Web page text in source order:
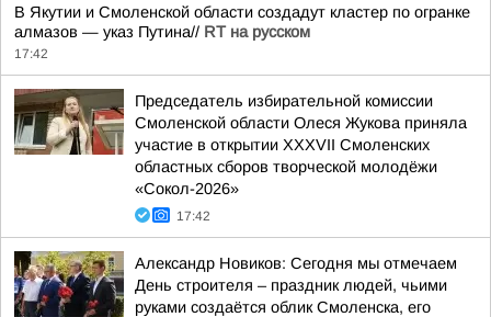
В Якутии и Смоленской области создадут кластер по огранке
алмазов — указ Путина// RT на русском
17:42
Председатель избирательной комиссии
Смоленской области Олеся Жукова приняла
участие в открытии XXXVII Смоленских
областных сборов творческой молодёжи
«Сокол-2026»
17:42
Александр Новиков: Сегодня мы отмечаем
День строителя – праздник людей, чьими
руками создаётся облик Смоленска, его